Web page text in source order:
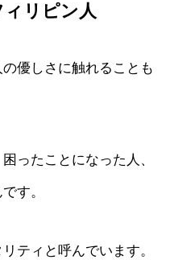
リピン人
優しさに触れることも
ったことになった人、
す。
ティと呼んでいます。